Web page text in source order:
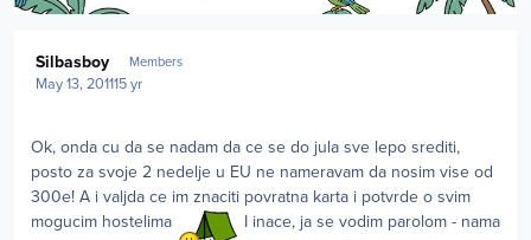
Silbasboy Members
May 13, 201115 yr
Ok, onda cu da se nadam da ce se do jula sve lepo srediti,
posto za svoje 2 nedelje u EU ne nameravam da nosim vise od
300e! A i valjda ce im znaciti povratna karta i potvrde o svim
mogucim hostelima
I inace, ja se vodim parolom - nama